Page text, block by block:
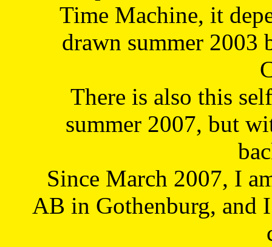
Time Machine, it
drawn summer 2003
There is also this
summer 2007, but
Since March 2007, I
AB in Gothenburg, and